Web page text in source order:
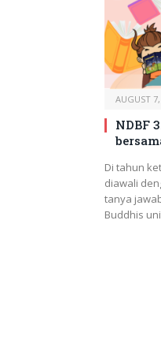
AUGUST
NDBF
Di tahun
diawali
tanya
Buddhis